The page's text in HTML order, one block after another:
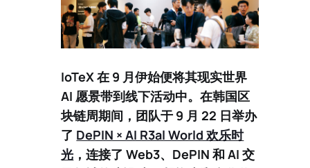
IoTeX 在 9 月伊始便将其现实世界
AI 愿景带到线下活动中。在韩国区
块链周期间，团队于 9 月 22 日举办
了 DePIN × AI R3al World 欢乐时
光 ，连接了 Web3、DePIN 和 AI 交